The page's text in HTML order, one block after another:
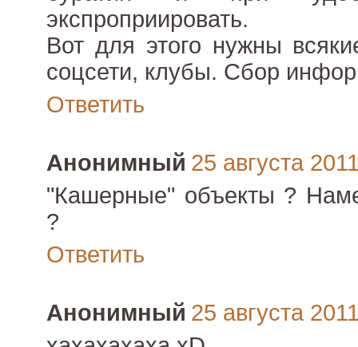
экспроприировать.
Вот для этого нужны
соцсети, клубы. Сбор
Ответить
Анонимный 25 августа
"Кашерные" объекты ?
?
Ответить
Анонимный 25 августа